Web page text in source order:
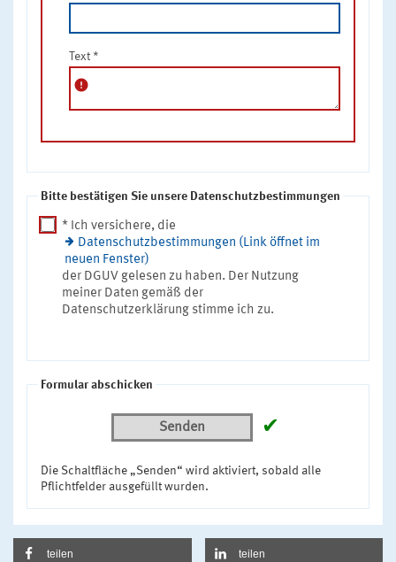
Text *
error
Bitte bestätigen Sie unsere Datenschutzbestimmungen
* Ich versichere, die
Datenschutzbestimmungen (Link öffnet im
neuen Fenster)
der DGUV gelesen zu haben. Der Nutzung
meiner Daten gemäß der
Datenschutzerklärung stimme ich zu.
Formular abschicken
Senden ✔
Die Schaltfläche „Senden“ wird aktiviert, sobald alle
Pflichtfelder ausgefüllt wurden.
teilen teilen